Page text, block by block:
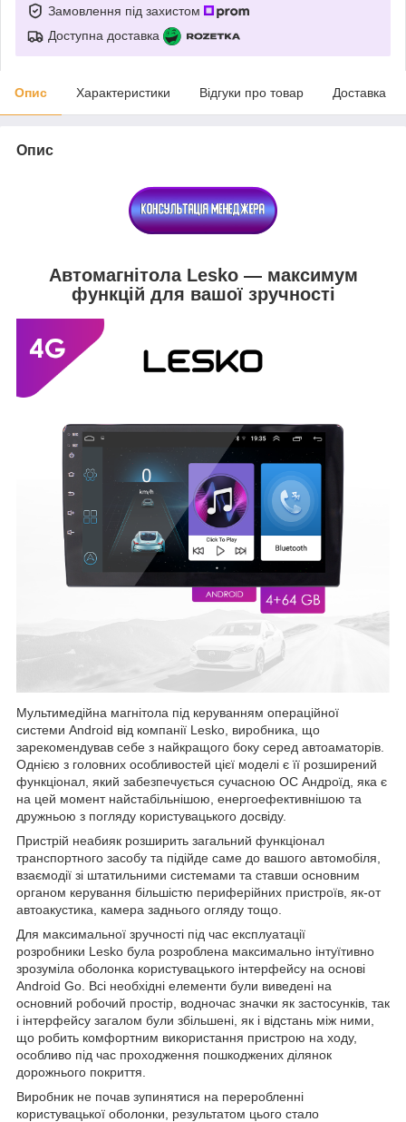
Замовлення під захистом
Доступна доставка
Опис Характеристики Відгуки про товар Доставка
Опис
Автомагнітола Lesko — максимум
функцій для вашої зручності
Мультимедійна магнітола під керуванням операційної
системи Android від компанії Lesko, виробника, що
зарекомендував себе з найкращого боку серед автоаматорів.
Однією з головних особливостей цієї моделі є її розширений
функціонал, який забезпечується сучасною ОС Андроїд, яка є
на цей момент найстабільнішою, енергоефективнішою та
дружньою з погляду користувацького досвіду.
Пристрій неабияк розширить загальний функціонал
транспортного засобу та підійде саме до вашого автомобіля,
взаємодії зі штатильними системами та ставши основним
органом керування більшістю периферійних пристроїв, як-от
автоакустика, камера заднього огляду тощо.
Для максимальної зручності під час експлуатації
розробники Lesko була розроблена максимально інтуїтивно
зрозуміла оболонка користувацького інтерфейсу на основі
Android Go. Всі необхідні елементи були виведені на
основний робочий простір, водночас значки як застосунків, так
і інтерфейсу загалом були збільшені, як і відстань між ними,
що робить комфортним використання пристрою на ходу,
особливо під час проходження пошкоджених ділянок
дорожнього покриття.
Виробник не почав зупинятися на переробленні
користувацької оболонки, результатом цього стало